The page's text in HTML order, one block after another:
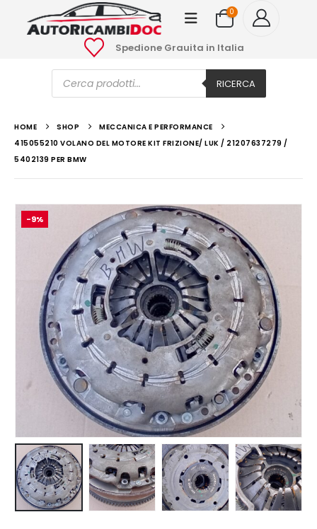
0
Spedione Grauita in Italia
Ricerca
prodotti RICERCA
HOME SHOP
MECCANICA E PERFORMANCE
415055210 VOLANO DEL MOTORE KIT FRIZIONE/ LUK / 21207637279 /
5402139 PER BMW
-9%